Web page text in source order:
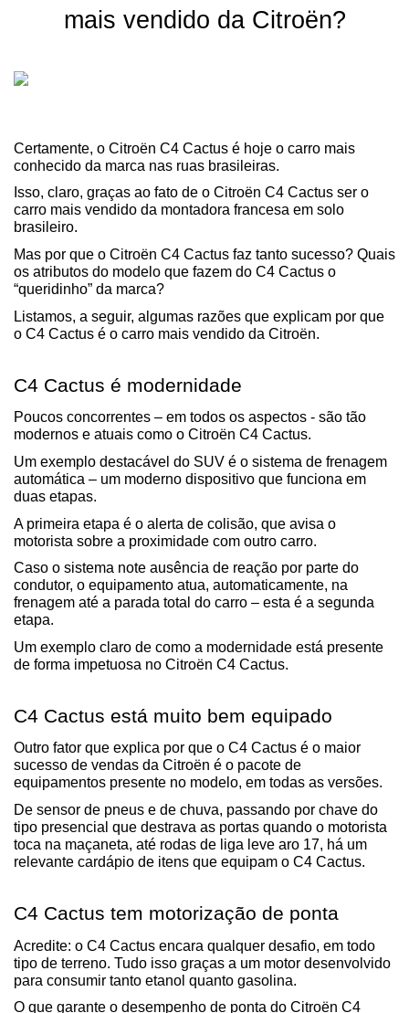
mais vendido da Citroën?
Certamente, o Citroën C4 Cactus é hoje o carro mais
conhecido da marca nas ruas brasileiras.
Isso, claro, graças ao fato de o Citroën C4 Cactus ser o
carro mais vendido da montadora francesa em solo
brasileiro.
Mas por que o Citroën C4 Cactus faz tanto sucesso? Quais
os atributos do modelo que fazem do C4 Cactus o
“queridinho” da marca?
Listamos, a seguir, algumas razões que explicam por que
o C4 Cactus é o carro mais vendido da Citroën.
C4 Cactus é modernidade
Poucos concorrentes – em todos os aspectos - são tão
modernos e atuais como o Citroën C4 Cactus.
Um exemplo destacável do SUV é o sistema de frenagem
automática – um moderno dispositivo que funciona em
duas etapas.
A primeira etapa é o alerta de colisão, que avisa o
motorista sobre a proximidade com outro carro.
Caso o sistema note ausência de reação por parte do
condutor, o equipamento atua, automaticamente, na
frenagem até a parada total do carro – esta é a segunda
etapa.
Um exemplo claro de como a modernidade está presente
de forma impetuosa no Citroën C4 Cactus.
C4 Cactus está muito bem equipado
Outro fator que explica por que o C4 Cactus é o maior
sucesso de vendas da Citroën é o pacote de
equipamentos presente no modelo, em todas as versões.
De sensor de pneus e de chuva, passando por chave do
tipo presencial que destrava as portas quando o motorista
toca na maçaneta, até rodas de liga leve aro 17, há um
relevante cardápio de itens que equipam o C4 Cactus.
C4 Cactus tem motorização de ponta
Acredite: o C4 Cactus encara qualquer desafio, em todo
tipo de terreno. Tudo isso graças a um motor desenvolvido
para consumir tanto etanol quanto gasolina.
O que garante o desempenho de ponta do Citroën C4